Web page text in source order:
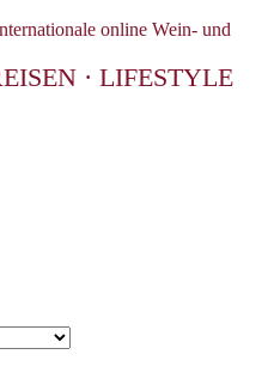
online Wein- und
· LIFESTYLE